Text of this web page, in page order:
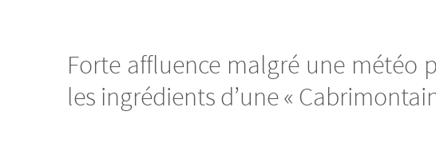
Forte affluence malgré une météo
les ingrédients d’une «